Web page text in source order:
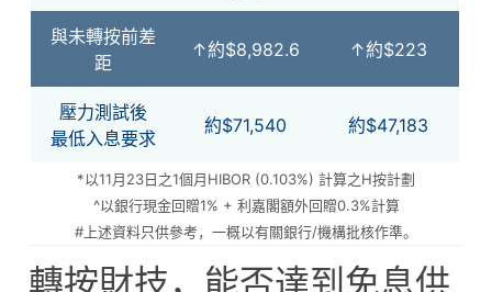
與未轉按前差
距
↑約$8,982.6 ↑約$223
壓力測試後
最低入息要求
約$71,540 約$47,183
*以11月23日之1個月HIBOR (0.103%) 計算之H按計劃
^以銀行現金回贈1% + 利嘉閣額外回贈0.3%計算
#上述資料只供參考，一概以有關銀行/機構批核作準。
轉按財技，能否達到免息供